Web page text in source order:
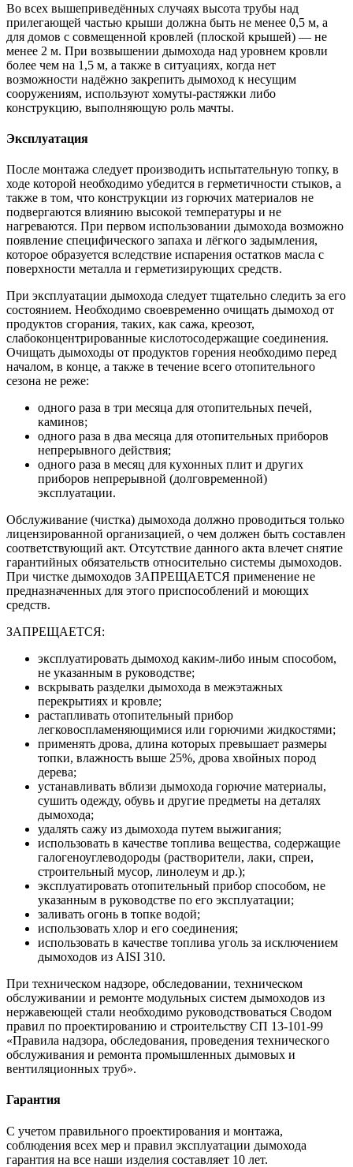
Во всех вышеприведённых случаях высота трубы над
прилегающей частью крыши должна быть не менее 0,5 м, а
для домов с совмещенной кровлей (плоской крышей) — не
менее 2 м. При возвышении дымохода над уровнем кровли
более чем на 1,5 м, а также в ситуациях, когда нет
возможности надёжно закрепить дымоход к несущим
сооружениям, используют хомуты-растяжки либо
конструкцию, выполняющую роль мачты.
Эксплуатация
После монтажа следует производить испытательную топку, в
ходе которой необходимо убедится в герметичности стыков, а
также в том, что конструкции из горючих материалов не
подвергаются влиянию высокой температуры и не
нагреваются. При первом использовании дымохода возможно
появление специфического запаха и лёгкого задымления,
которое образуется вследствие испарения остатков масла с
поверхности металла и герметизирующих средств.
При эксплуатации дымохода следует тщательно следить за его
состоянием. Необходимо своевременно очищать дымоход от
продуктов сгорания, таких, как сажа, креозот,
слабоконцентрированные кислотосодержащие соединения.
Очищать дымоходы от продуктов горения необходимо перед
началом, в конце, а также в течение всего отопительного
сезона не реже:
одного раза в три месяца для отопительных печей,
каминов;
одного раза в два месяца для отопительных приборов
непрерывного действия;
одного раза в месяц для кухонных плит и других
приборов непрерывной (долговременной)
эксплуатации.
Обслуживание (чистка) дымохода должно проводиться только
лицензированной организацией, о чем должен быть составлен
соответствующий акт. Отсутствие данного акта влечет снятие
гарантийных обязательств относительно системы дымоходов.
При чистке дымоходов ЗАПРЕЩАЕТСЯ применение не
предназначенных для этого приспособлений и моющих
средств.
ЗАПРЕЩАЕТСЯ:
эксплуатировать дымоход каким-либо иным способом,
не указанным в руководстве;
вскрывать разделки дымохода в межэтажных
перекрытиях и кровле;
растапливать отопительный прибор
легковоспламеняющимися или горючими жидкостями;
применять дрова, длина которых превышает размеры
топки, влажность выше 25%, дрова хвойных пород
дерева;
устанавливать вблизи дымохода горючие материалы,
сушить одежду, обувь и другие предметы на деталях
дымохода;
удалять сажу из дымохода путем выжигания;
использовать в качестве топлива вещества, содержащие
галогеноуглеводороды (растворители, лаки, спреи,
строительный мусор, линолеум и др.);
эксплуатировать отопительный прибор способом, не
указанным в руководстве по его эксплуатации;
заливать огонь в топке водой;
использовать хлор и его соединения;
использовать в качестве топлива уголь за исключением
дымоходов из AISI 310.
При техническом надзоре, обследовании, техническом
обслуживании и ремонте модульных систем дымоходов из
нержавеющей стали необходимо руководствоваться Сводом
правил по проектированию и строительству СП 13-101-99
«Правила надзора, обследования, проведения технического
обслуживания и ремонта промышленных дымовых и
вентиляционных труб».
Гарантия
С учетом правильного проектирования и монтажа,
соблюдения всех мер и правил эксплуатации дымохода
гарантия на все наши изделия составляет 10 лет.